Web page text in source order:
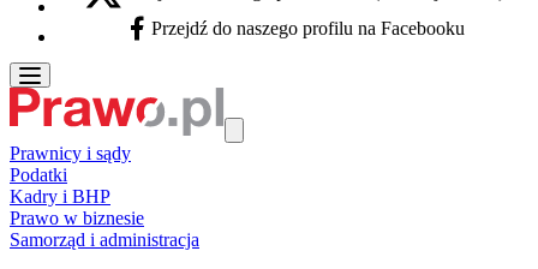
Facebook - otwiera się w nowej karcie
Przejdź do naszego profilu na Facebooku
Prawnicy i sądy
Podatki
Kadry i BHP
Prawo w biznesie
Samorząd i administracja